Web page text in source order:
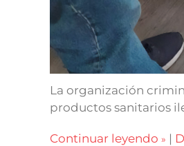
La organización
productos sanitarios
Continuar leyendo |